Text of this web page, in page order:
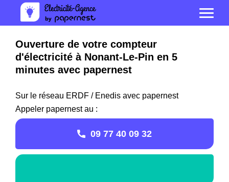
Ouverture de votre compteur
d'électricité à Nonant-Le-Pin en 5
minutes avec papernest
Sur le réseau ERDF / Enedis avec papernest
Appeler papernest au :
09 77 40 09 32